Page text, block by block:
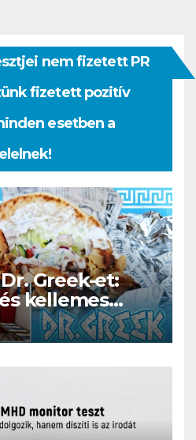
nem fizetett PR
fizetett pozitív
esetben a
Greek-et:
kellemes
szívében